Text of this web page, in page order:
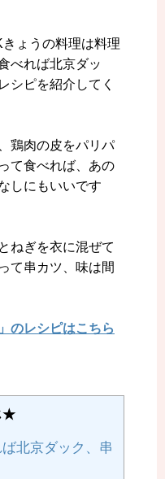
ょうの料理は料理
べれば北京ダッ
シピを紹介してく
鶏肉の皮をパリパ
て食べれば、あの
しにもいいです
ねぎを衣に混ぜて
て串カツ、味は間
のレシピはこちら
★
北京ダック、串